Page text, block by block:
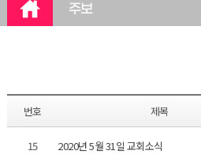
주보
번호 제목
15 2020년 5월 31일 교회소식